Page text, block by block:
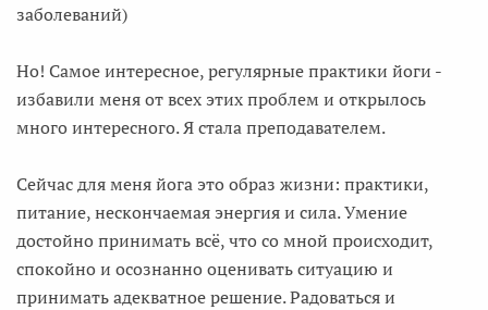
заболеваний)
Но! Самое интересное, регулярные практики йоги -
избавили меня от всех этих проблем и открылось
много интересного. Я стала преподавателем.
Сейчас для меня йога это образ жизни: практики,
питание, нескончаемая энергия и сила. Умение
достойно принимать всё, что со мной происходит,
спокойно и осознанно оценивать ситуацию и
принимать адекватное решение. Радоваться и